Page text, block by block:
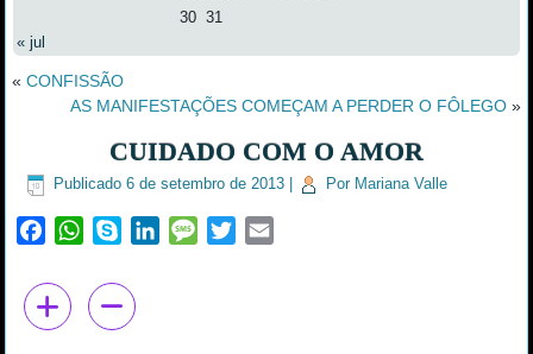
30 31
« jul
«CONFISSÃO
AS MANIFESTAÇÕES COMEÇAM A PERDER O FÔLEGO»
CUIDADO COM O AMOR
Publicado 6 de setembro de 2013 Por Mariana Valle
FacebookWhatsApp
Skype LinkedInMessage
Twitter